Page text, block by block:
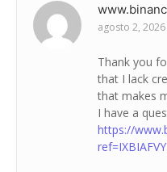
agosto 2,
Thank you
that I lack
that makes
I have a
https://
ref=IXBIAFVY